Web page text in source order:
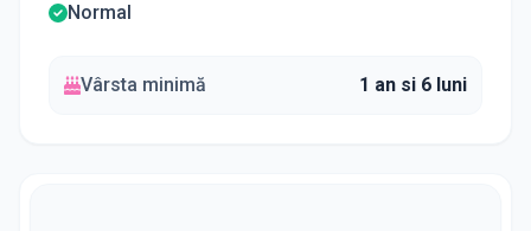
Normal
Vârsta minimă 1 an si 6 luni